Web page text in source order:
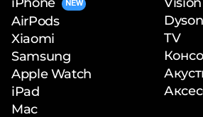
NEW
AirPods
Xiaomi
Samsung
Apple Watch
iPad
Mac
Dyson
TV